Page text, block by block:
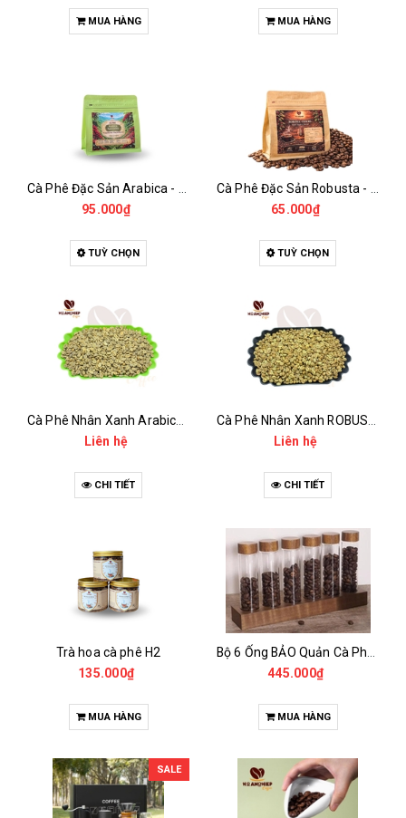
MUA HÀNG MUA HÀNG
95.000₫
TUỲ CHỌN
65.000₫
TUỲ CHỌN
Liên hệ
CHI TIẾT
Liên hệ
CHI TIẾT
Trà hoa cà phê H2
135.000₫
MUA HÀNG
445.000₫
MUA HÀNG
SALE